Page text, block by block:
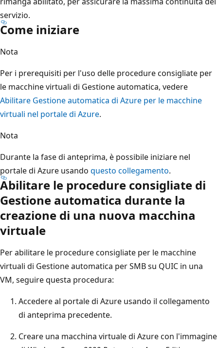
servizio.
Come iniziare
Nota
Per i prerequisiti per l'uso delle procedure consigliate per
le macchine virtuali di Gestione automatica, vedere
Abilitare Gestione automatica di Azure per le macchine
virtuali nel portale di Azure.
Nota
Durante la fase di anteprima, è possibile iniziare nel
portale di Azure usando questo collegamento.
Abilitare le procedure consigliate di
Gestione automatica durante la
creazione di una nuova macchina
virtuale
Per abilitare le procedure consigliate per le macchine
virtuali di Gestione automatica per SMB su QUIC in una
VM, seguire questa procedura:
Accedere al portale di Azure usando il collegamento
di anteprima precedente.
Creare una macchina virtuale di Azure con l'immagine